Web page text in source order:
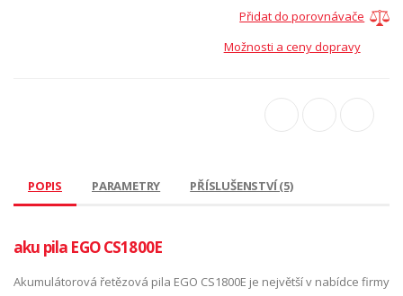
Přidat do porovnávače
Možnosti a ceny dopravy
POPIS PARAMETRY PŘÍSLUŠENSTVÍ (5)
aku pila EGO CS1800E
Akumulátorová řetězová pila EGO CS1800E je největší v nabídce firmy